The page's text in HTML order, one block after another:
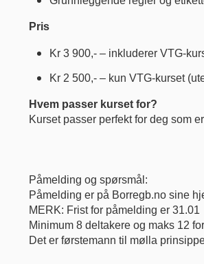
Pris
Kr 3 900,- – inkluderer VTG-
Kr 2 500,- – kun VTG-kurset
Hvem passer kurset for?
Kurset passer perfekt for deg som
Påmelding og spørsmål:
Påmelding er på Borregb.no sine
MERK: Frist for påmelding er 31.01
Minimum 8 deltakere og maks 12
Det er førstemann til mølla